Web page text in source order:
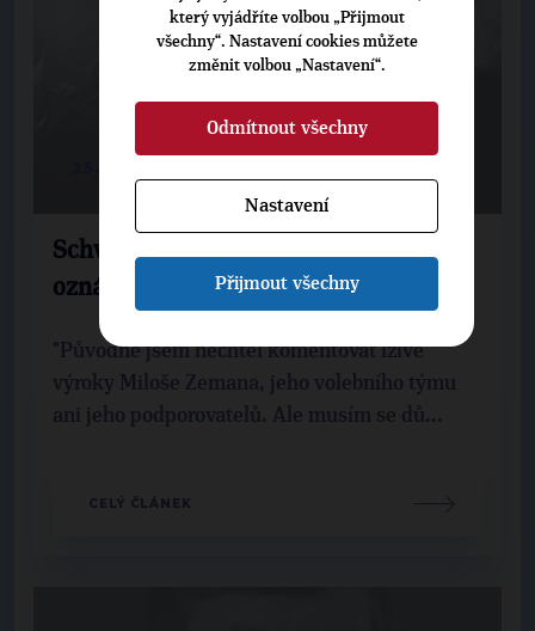
Schwarzenberg podává trestní
oznámení na lživou kampaň
"Původně jsem nechtěl komentovat lživé
výroky Miloše Zemana, jeho volebního týmu
ani jeho podporovatelů. Ale musím se dů...
CELÝ ČLÁNEK
který vyjádříte volbou „Přijmout
všechny“. Nastavení cookies můžete
změnit volbou „Nastavení“.
Odmítnout všechny
Nastavení
Přijmout všechny